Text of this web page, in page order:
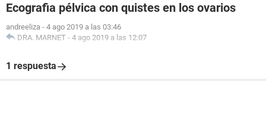
Ecografia pélvica con quistes en los ovarios
andreeliza - 4 ago 2019 a las 03:46
DRA. MARNET - 4 ago 2019 a las 12:07
1 respuesta